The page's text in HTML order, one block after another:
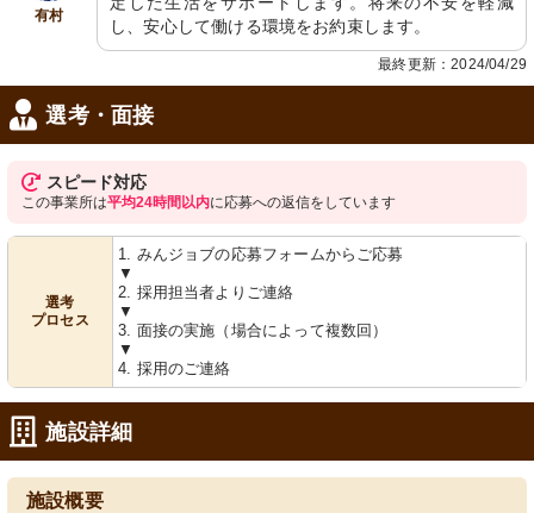
廊下
陽光が差し込む広々としたスペースで
快適な職場環境を提供します。
屋上
豊かな景色が広がります。心地よい風
を感じながらの休息に最適です。
有村
し、安心して働ける環境をお約束します。
最終更新：2024/04/29
選考・面接
スピード対応
この事業所は平均24時間以内に応募への返信をしています
選考
プロセス
1. みんジョブの応募フォームからご応募
▼
2. 採用担当者よりご連絡
▼
3. 面接の実施（場合によって複数回）
▼
4. 採用のご連絡
施設詳細
施設概要